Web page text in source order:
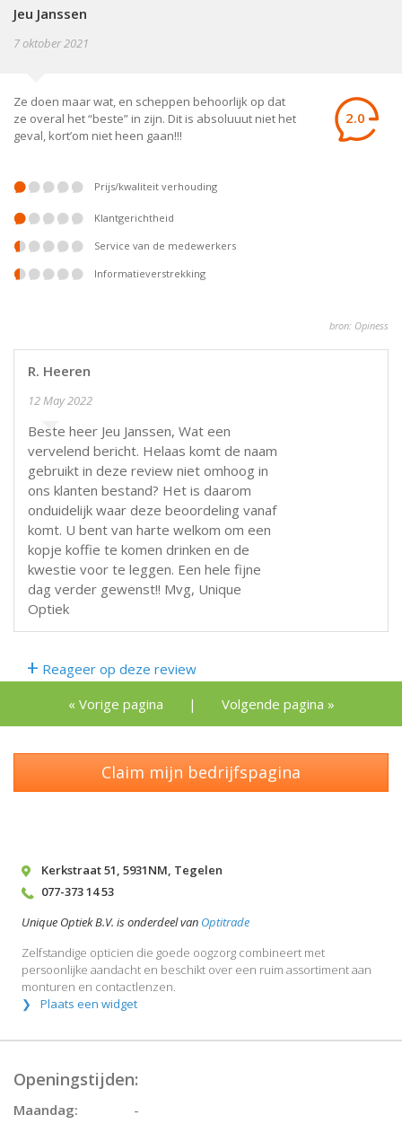
Jeu Janssen
7 oktober 2021
Ze doen maar wat, en scheppen behoorlijk op dat
ze overal het “beste” in zijn. Dit is absoluuut niet het
geval, kort’om niet heen gaan!!!
2.0
prijs/kwaliteit verhouding
klantgerichtheid
service van de medewerkers
informatieverstrekking
bron: Opiness
R. Heeren
12 May 2022
Beste heer Jeu Janssen, Wat een
vervelend bericht. Helaas komt de naam
gebruikt in deze review niet omhoog in
ons klanten bestand? Het is daarom
onduidelijk waar deze beoordeling vanaf
komt. U bent van harte welkom om een
kopje koffie te komen drinken en de
kwestie voor te leggen. Een hele fijne
dag verder gewenst!! Mvg, Unique
Optiek
+ Reageer op deze review
« Vorige pagina
| Volgende pagina »
Claim mijn bedrijfspagina
Kerkstraat 51, 5931NM, Tegelen
077-373 14 53
Unique Optiek B.V. is onderdeel van Optitrade
Zelfstandige opticien die goede oogzorg combineert met
persoonlijke aandacht en beschikt over een ruim assortiment aan
monturen en contactlenzen.
Plaats een widget
Openingstijden:
Maandag:
-